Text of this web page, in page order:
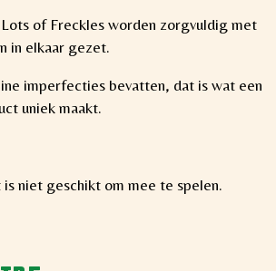
of Freckles worden zorgvuldig met
in elkaar gezet.
imperfecties bevatten, dat is wat een
uniek maakt.
niet geschikt om mee te spelen.